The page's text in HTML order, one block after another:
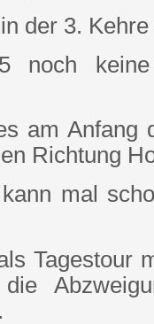
der 3.
noch
am Anfang
Richtung
mal
Tagestour
die